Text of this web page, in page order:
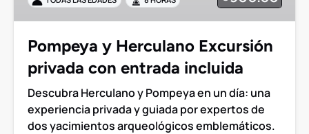
entrada
Pompeya y Herculano Excursión
privada con entrada incluida
Descubra Herculano y Pompeya en un día: una
experiencia privada y guiada por expertos de
dos yacimientos arqueológicos emblemáticos.